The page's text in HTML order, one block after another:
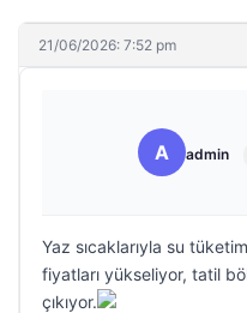
21/06/2026: 7:52 pm
A admin
Yaz sıcaklarıyla su
fiyatları yükseliyor, tatil
çıkıyor.